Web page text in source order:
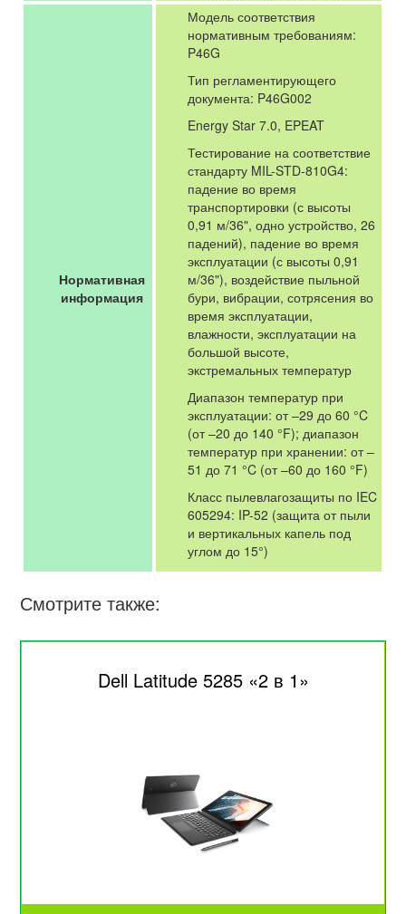
Нормативная
информация
Модель соответствия
нормативным требованиям:
P46G
Тип регламентирующего
документа: P46G002
Energy Star 7.0, EPEAT
Тестирование на соответствие
стандарту MIL-STD-810G4:
падение во время
транспортировки (с высоты
0,91 м/36", одно устройство, 26
падений), падение во время
эксплуатации (с высоты 0,91
м/36"), воздействие пыльной
бури, вибрации, сотрясения во
время эксплуатации,
влажности, эксплуатации на
большой высоте,
экстремальных температур
Диапазон температур при
эксплуатации: от –29 до 60 °C
(от –20 до 140 °F); диапазон
температур при хранении: от –
51 до 71 °C (от –60 до 160 °F)
Класс пылевлагозащиты по IEC
605294: IP-52 (защита от пыли
и вертикальных капель под
углом до 15°)
Смотрите также:
Dell Latitude 5285 «2 в 1»